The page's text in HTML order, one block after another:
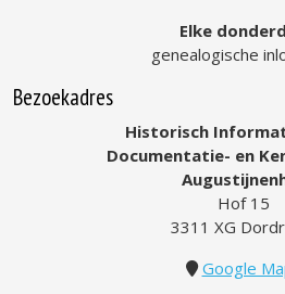
Elke
genealogische
Bezoekadres
Historisch
Documentatie- en
Hof 15
3311 XG
Google